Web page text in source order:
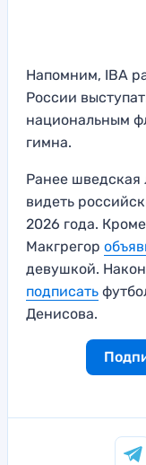
Напомним, IBA
России
национальным
гимна.
Ранее
видеть
2026 года.
Макгрегор
девушкой.
подписать
Денисова.